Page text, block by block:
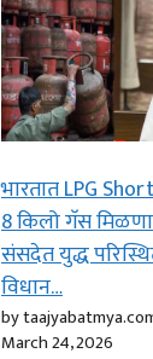
भारतात LPG
8 किलो गॅस
संसदेत युद्ध
विधान…
by
March 24, 2026